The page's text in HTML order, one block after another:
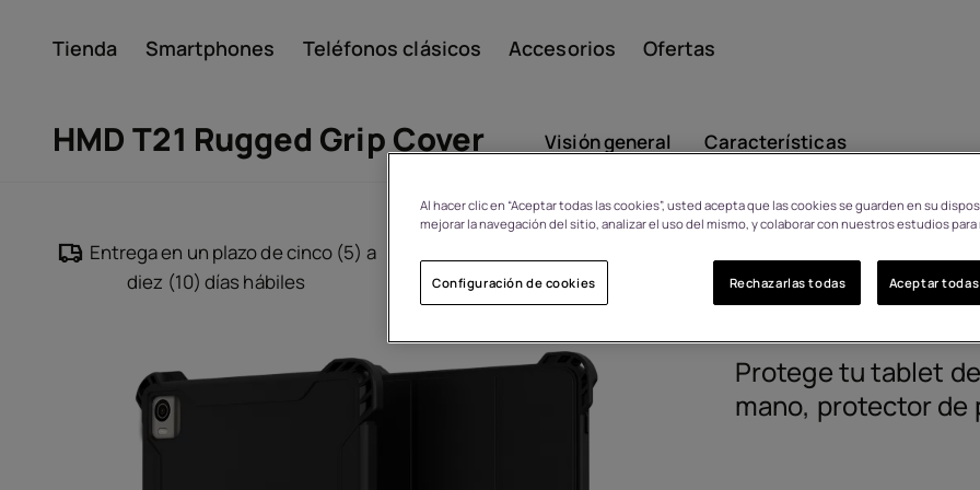
Tienda Smartphones Teléfonos clásicos Accesorios Ofertas
Acerca de
Reciclaje de dispositivos
HMD T21 Rugged Grip Cover Visión general Características
Entrega en un plazo de cinco (5) a
diez (10) días hábiles
cambio de opinión
HMD T21
Protege tu tablet
mano, protector de
Al hacer clic en “Aceptar todas las cookies”, usted acepta que las cookies se guarden en su
mejorar la navegación del sitio, analizar el uso del mismo, y colaborar con nuestros estudios
Configuración de cookies Rechazarlas todas Aceptar